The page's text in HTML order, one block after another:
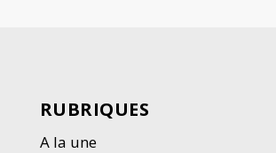
RUBRIQUES
A la une